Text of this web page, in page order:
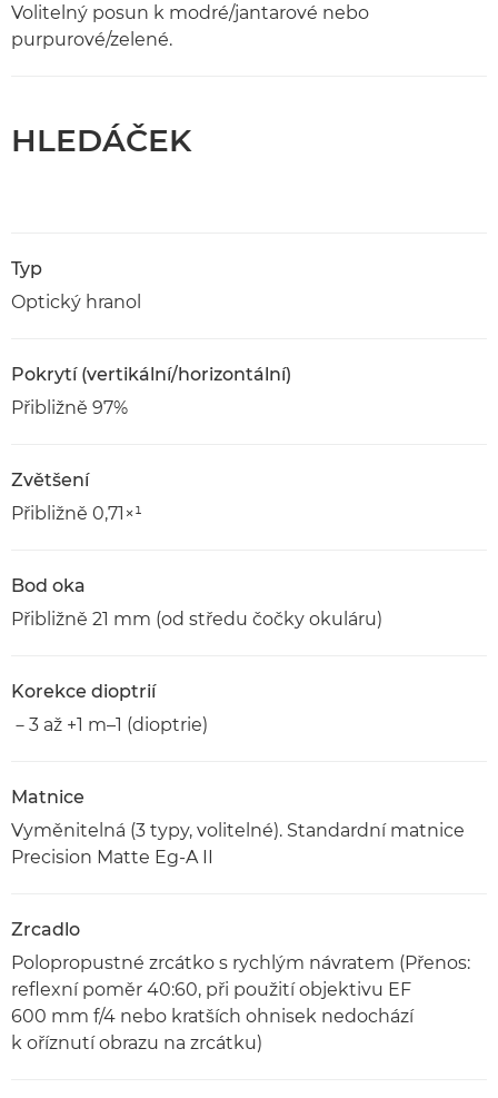
Volitelný posun k modré/jantarové nebo
purpurové/zelené.
HLEDÁČEK
Typ
Optický hranol
Pokrytí (vertikální/horizontální)
Přibližně 97%
Zvětšení
Přibližně 0,71×¹
Bod oka
Přibližně 21 mm (od středu čočky okuláru)
Korekce dioptrií
－3 až +1 m–1 (dioptrie)
Matnice
Vyměnitelná (3 typy, volitelné). Standardní matnice
Precision Matte Eg-A II
Zrcadlo
Polopropustné zrcátko s rychlým návratem (Přenos:
reflexní poměr 40:60, při použití objektivu EF
600 mm f/4 nebo kratších ohnisek nedochází
k oříznutí obrazu na zrcátku)